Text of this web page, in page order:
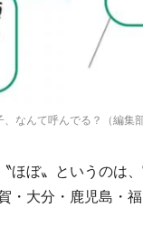
なんて呼んでる？（編集部
ほぼ〟というのは
・大分・鹿児島・